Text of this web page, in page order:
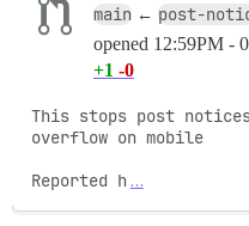
main ← post-
opened 12:59PM -
+1 -0
This stops post
overflow on mobile
Reported h …